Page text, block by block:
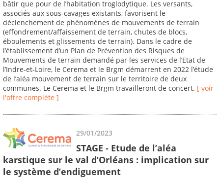
bâtir que pour de l’habitation troglodytique. Les versants,
associés aux sous-cavages existants, favorisent le
déclenchement de phénomènes de mouvements de terrain
(effondrement/affaissement de terrain, chutes de blocs,
éboulements et glissements de terrain). Dans le cadre de
l’établissement d’un Plan de Prévention des Risques de
Mouvements de terrain demandé par les services de l’Etat de
l’Indre-et-Loire, le Cerema et le Brgm démarrent en 2022 l’étude
de l’aléa mouvement de terrain sur le territoire de deux
communes. Le Cerema et le Brgm travailleront de concert. [ voir
l'offre complète ]
29/01/2023
STAGE - Etude de l’aléa
karstique sur le val d’Orléans : implication sur
le système d’endiguement